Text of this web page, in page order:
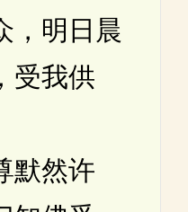
，明日晨
受我供
然许